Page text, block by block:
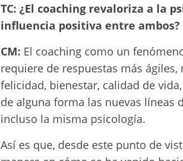
TC: ¿El coaching revaloriza a la
influencia positiva entre ambos?
CM: El coaching como un
requiere de respuestas más
felicidad, bienestar, calidad de
de alguna forma las nuevas líneas
incluso la misma psicología.
Así es que, desde este punto de